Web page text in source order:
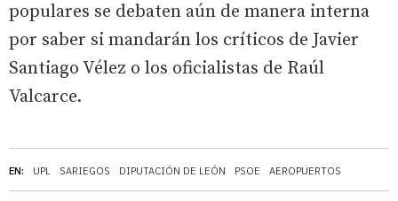
EN: UPL SARIEGOS DIPUTACIÓN DE LEÓN PSOE AEROPUERTOS
populares se debaten aún de manera interna
por saber si mandarán los críticos de Javier
Santiago Vélez o los oficialistas de Raúl
Valcarce.